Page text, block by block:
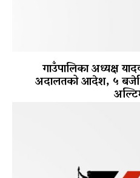
गाउँपालिका अध्यक्ष
अदालतको आदेश, ५